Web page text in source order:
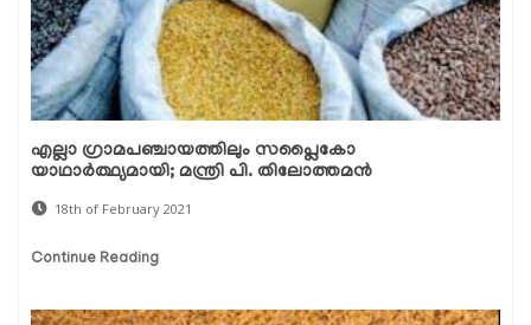
എല്ലാ ഗ്രാമപഞ്ചായത്തിലും സപ്ലൈകോ
യാഥാര്‍ത്ഥ്യമായി; മന്ത്രി പി. തിലോത്തമന്‍
18th of February 2021
Continue Reading